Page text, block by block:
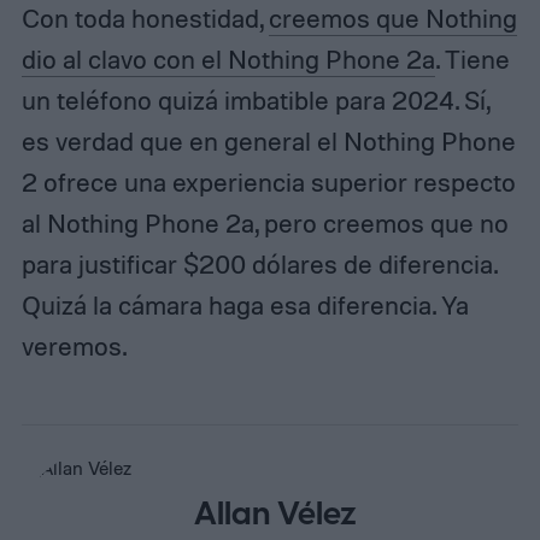
Con toda honestidad,creemos que Nothing
dio al clavo con el Nothing Phone 2a. Tiene
un teléfono quizá imbatible para 2024. Sí,
es verdad que en general el Nothing Phone
2 ofrece una experiencia superior respecto
al Nothing Phone 2a, pero creemos que no
para justificar $200 dólares de diferencia.
Quizá la cámara haga esa diferencia. Ya
veremos.
Allan Vélez